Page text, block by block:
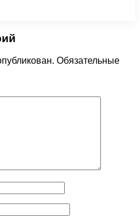
Обязательные